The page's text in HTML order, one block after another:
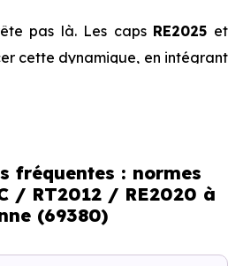
pas là. Les caps RE2025 et
cette dynamique, en intégrant
biens les plus performants.
fréquentes : normes
/ RT2012 / RE2020 à
(69380)